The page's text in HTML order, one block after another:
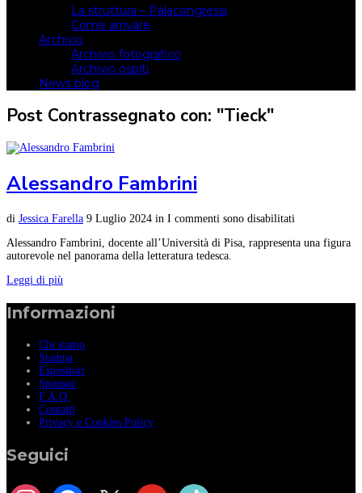
La struttura – Palacongressi
Come arrivare
Archivio
Archivio fotografico
Archivio ospiti
News blog
Post Contrassegnato con: "Tieck"
Alessandro Fambrini
di Jessica Farella 9 Luglio 2024 in I commenti sono disabilitati
Alessandro Fambrini, docente all’Università di Pisa, rappresenta una figura
autorevole nel panorama della letteratura tedesca.
Leggi di più
Informazioni
Chi siamo
Stampa
Espositori
Sponsor
F.A.Q.
Contatti
Privacy e Cookies Policy
Seguici
instagram facebook youtube tiktok